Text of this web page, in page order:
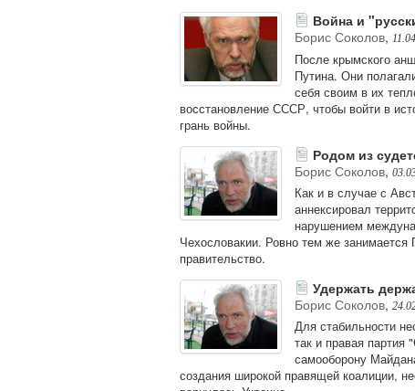
Война и
Борис Соколов,
После крымского
Путина. Они
себя своим в их
восстановление СССР, чтобы войти в
грань войны.
Родом из
Борис Соколов,
Как и в случае с
аннексировал
нарушением
Чехословакии. Ровно тем же
правительство.
Удержать
Борис Соколов,
Для стабильности
так и правая
самооборону
создания широкой правящей коалиции,